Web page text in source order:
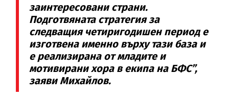
заинтересовани страни.
Подготвяната стратегия за
следващия четиригодишен период е
изготвена именно върху тази база и
е реализирана от младите и
мотивирани хора в екипа на БФС”,
заяви Михайлов.